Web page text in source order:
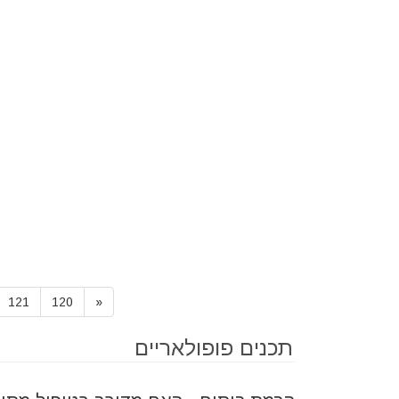
«
120
121
תכנים פופולאריים